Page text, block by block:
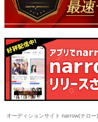
オーディションサイト narrow(ナロ